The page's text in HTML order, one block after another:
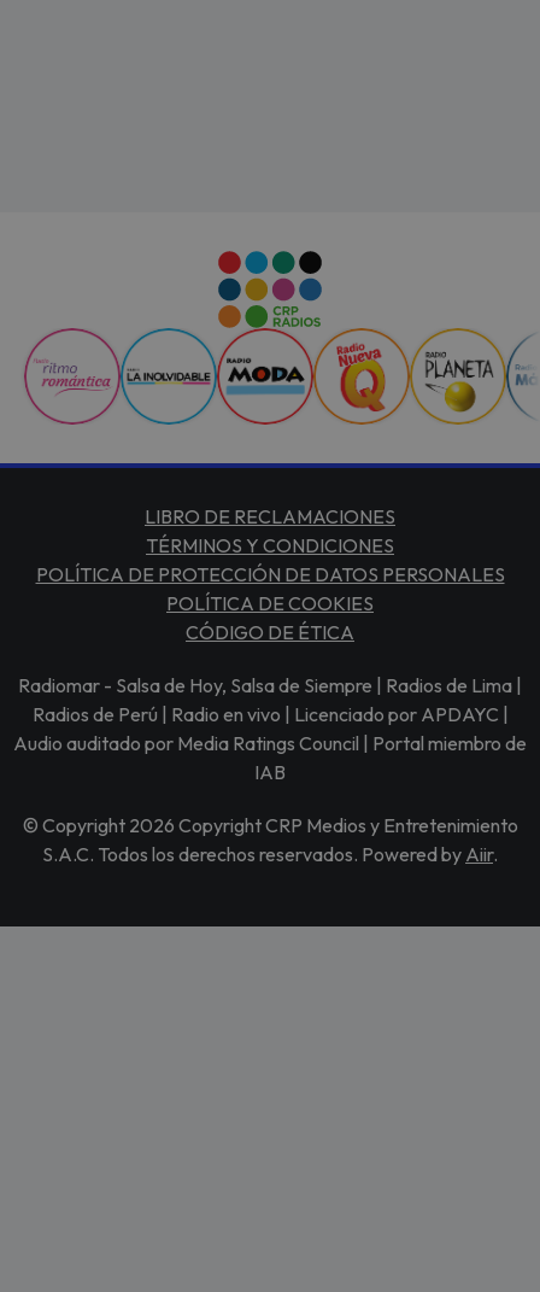
LIBRO DE RECLAMACIONES
TÉRMINOS Y CONDICIONES
POLÍTICA DE PROTECCIÓN DE DATOS PERSONALES
POLÍTICA DE COOKIES
CÓDIGO DE ÉTICA
Radiomar - Salsa de Hoy, Salsa de Siempre | Radios de Lima |
Radios de Perú | Radio en vivo | Licenciado por APDAYC |
Audio auditado por Media Ratings Council | Portal miembro de
IAB
© Copyright 2026 Copyright CRP Medios y Entretenimiento
S.A.C. Todos los derechos reservados. Powered by Aiir.